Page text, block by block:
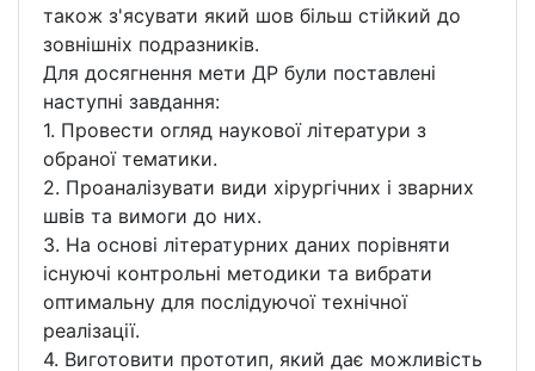
також з'ясувати який шов більш стійкий до
зовнішніх подразників.
Для досягнення мети ДР були поставлені
наступні завдання:
1. Провести огляд наукової літератури з
обраної тематики.
2. Проаналізувати види хірургічних і зварних
швів та вимоги до них.
3. На основі літературних даних порівняти
існуючі контрольні методики та вибрати
оптимальну для послідуючої технічної
реалізації.
4. Виготовити прототип, який дає можливість